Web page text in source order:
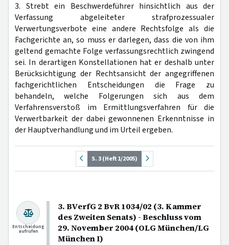
3. Strebt ein Beschwerdeführer hinsichtlich aus der
Verfassung abgeleiteter strafprozessualer
Verwertungsverbote eine andere Rechtsfolge als die
Fachgerichte an, so muss er darlegen, dass die von ihm
geltend gemachte Folge verfassungsrechtlich zwingend
sei. In derartigen Konstellationen hat er deshalb unter
Berücksichtigung der Rechtsansicht der angegriffenen
fachgerichtlichen Entscheidungen die Frage zu
behandeln, welche Folgerungen sich aus dem
Verfahrensverstoß im Ermittlungsverfahren für die
Verwertbarkeit der dabei gewonnenen Erkenntnisse in
der Hauptverhandlung und im Urteil ergeben.
S. 3 (Heft 1/2005)
3. BVerfG 2 BvR 1034/02 (3. Kammer
des Zweiten Senats) - Beschluss vom
29. November 2004 (OLG München/LG
München I)
Entscheidung
aufrufen